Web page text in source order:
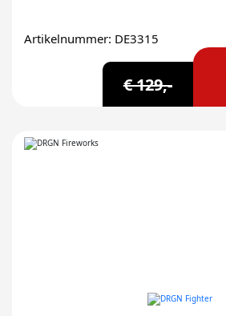
Artikelnummer: DE3315
€ 129,-